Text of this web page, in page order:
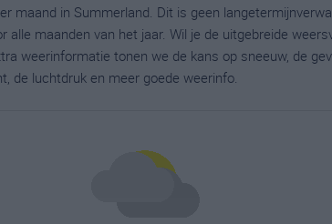
maand in Summerland. Dit is geen
alle maanden van het jaar. Wil je de uitgebreide
weerinformatie tonen we de kans op sneeuw, de
de luchtdruk en meer goede weerinfo.